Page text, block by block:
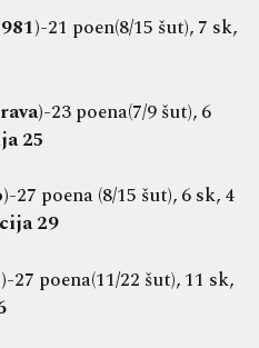
-21 poen(8/15 šut), 7 sk,
-23 poena(7/9 šut), 6
25
-27 poena (8/15 šut), 6 sk, 4
29
-27 poena(11/22 šut), 11 sk,